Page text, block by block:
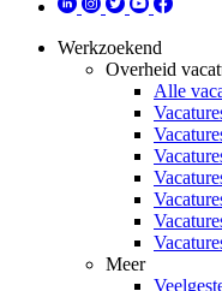
Werkzoekend
Overheid
Alle
Meer